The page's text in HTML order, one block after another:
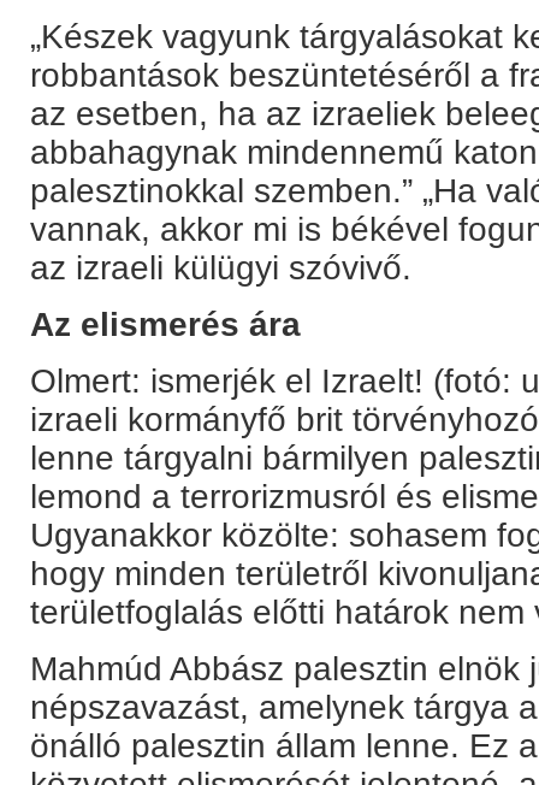
„Készek vagyunk tárgyalásokat
robbantások beszüntetéséről a
az esetben, ha az izraeliek
abbahagynak mindennemű
palesztinokkal szemben.” „Ha
vannak, akkor mi is békével
az izraeli külügyi szóvivő.
Az elismerés ára
Olmert: ismerjék el Izraelt! (fotó:
izraeli kormányfő brit
lenne tárgyalni bármilyen
lemond a terrorizmusról és
Ugyanakkor közölte: sohasem
hogy minden területről
területfoglalás előtti határok nem
Mahmúd Abbász palesztin elnök
népszavazást, amelynek tárgya
önálló palesztin állam lenne. Ez